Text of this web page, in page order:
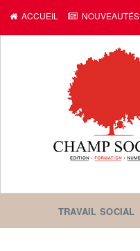
ACCUEIL NOUVEAUTÉS
TRAVAIL SOCIAL